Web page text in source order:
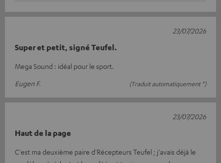
Super et petit, signé Teufel.
Mega Sound : idéal pour le sport.
Eugen F.
(Traduit automatiquement *)
23/07/2026
Haut de la page
C'est ma deuxième paire d'Récepteurs Teufel ; j'avais déjà le
23/07/2026